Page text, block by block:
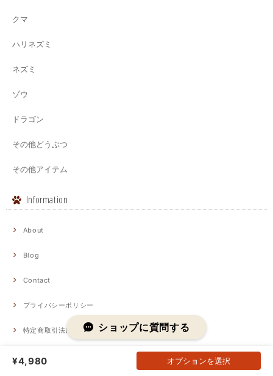
クマ
ハリネズミ
ネズミ
ゾウ
ドラゴン
その他どうぶつ
その他アイテム
Information
About
Blog
Contact
プライバシーポリシー
特定商取引法に基づく表記
Link
¥4,980 オプションを選択
ショップに質問する